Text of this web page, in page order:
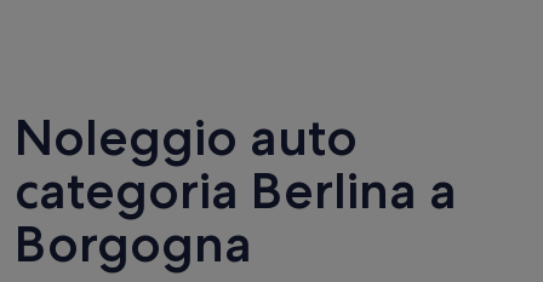
Noleggio auto
categoria Berlina a
Borgogna